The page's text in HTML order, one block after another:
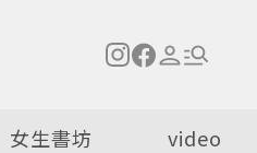
女生書坊 video